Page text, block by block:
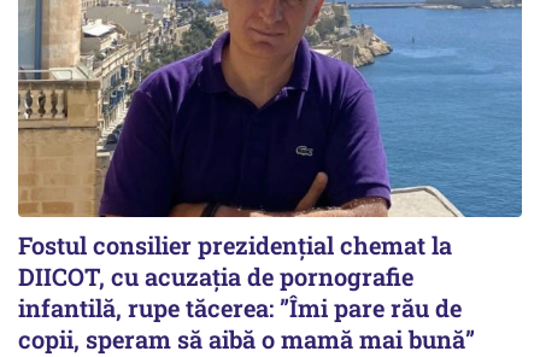
Fostul consilier prezidențial chemat la
DIICOT, cu acuzația de pornografie
infantilă, rupe tăcerea: ”Îmi pare rău de
copii, speram să aibă o mamă mai bună”